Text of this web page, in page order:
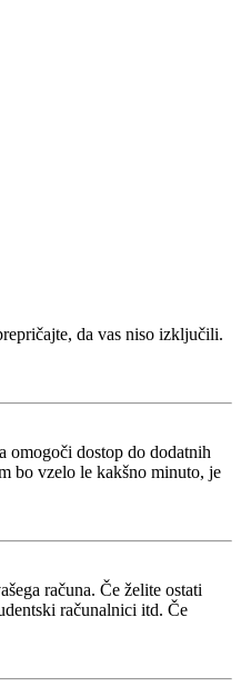
da vas niso izključili.
omogoči dostop do dodatnih
bo vzelo le kakšno minuto, je
računa. Če želite ostati
računalnici itd. Če